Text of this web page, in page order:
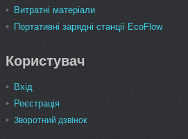
Витратні матеріали
Портативні зарядні станції EcoFlow
Користувач
Вхід
Реєстрація
Зворотний дзвінок